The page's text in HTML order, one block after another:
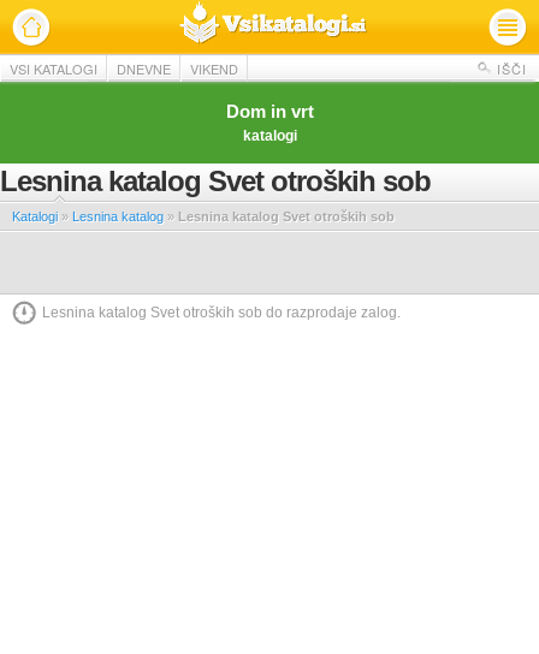
VSI KATALOGI DNEVNE VIKEND IŠČI
Dom in vrt
katalogi
Lesnina katalog Svet otroških sob
Katalogi » Lesnina katalog » Lesnina katalog Svet otroških sob
Lesnina katalog Svet otroških sob do razprodaje zalog.